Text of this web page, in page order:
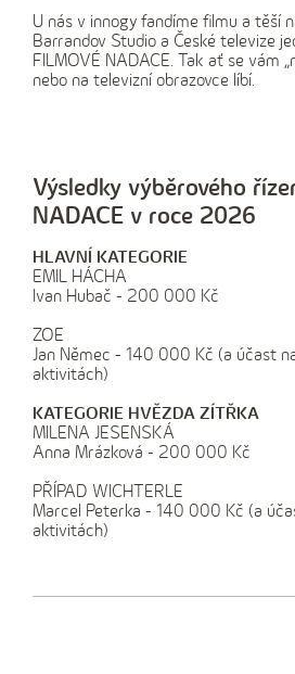
U nás v innogy fandíme filmu a těší
Barrandov Studio a České televize
FILMOVÉ NADACE. Tak ať se vám
nebo na televizní obrazovce líbí.
Výsledky výběrového
NADACE v roce 2026
HLAVNÍ KATEGORIE
EMIL HÁCHA
Ivan Hubač - 200 000 Kč
ZOE
Jan Němec - 140 000 Kč (a účast
aktivitách)
KATEGORIE HVĚZDA ZÍTŘKA
MILENA JESENSKÁ
Anna Mrázková - 200 000 Kč
PŘÍPAD WICHTERLE
Marcel Peterka - 140 000 Kč (a
aktivitách)